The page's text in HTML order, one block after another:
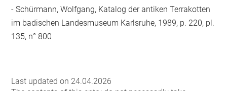
- Schürmann, Wolfgang, Katalog der antiken Terrakotten
im badischen Landesmuseum Karlsruhe, 1989, p. 220, pl.
135, n° 800
Last updated on 24.04.2026